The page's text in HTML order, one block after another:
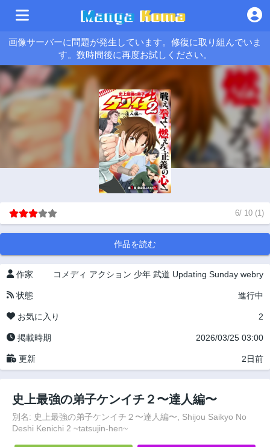
画像サーバーに問題が発生しています。修復に取り組んでいま
す。数時間後に再度お試しください。
6/ 10 (1)
作品を読む
作家 コメディ アクション 少年 武道 Updating Sunday webry
状態 進行中
お気に入り 2
掲載時期 2026/03/25 03:00
更新 2日前
史上最強の弟子ケンイチ２〜達人編〜
別名: 史上最強の弟子ケンイチ２〜達人編〜, Shijou Saikyo No
Deshi Kenichi 2 ~tatsujin-hen~